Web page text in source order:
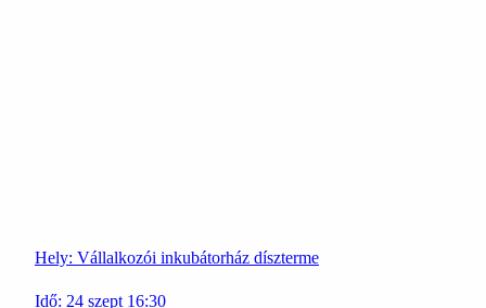
Hely: Vállalkozói inkubátorház díszterme
Idő: 24 szept 16:30